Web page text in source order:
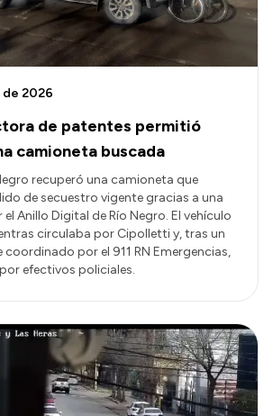
de patentes permitió
camioneta buscada
de 2026
recuperó una camioneta que
de secuestro vigente gracias a una
Anillo Digital de Río Negro. El vehículo
circulaba por Cipolletti y, tras un
por el 911 RN Emergencias,
efectivos policiales.